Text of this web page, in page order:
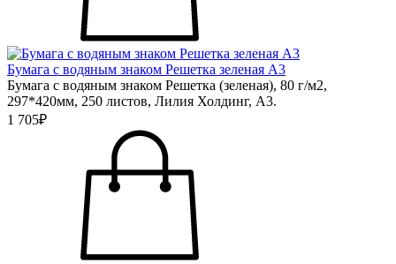
Бумага с водяным знаком Решетка зеленая А3
Бумага с водяным знаком Решетка (зеленая), 80 г/м2,
297*420мм, 250 листов, Лилия Холдинг, А3.
1 705₽